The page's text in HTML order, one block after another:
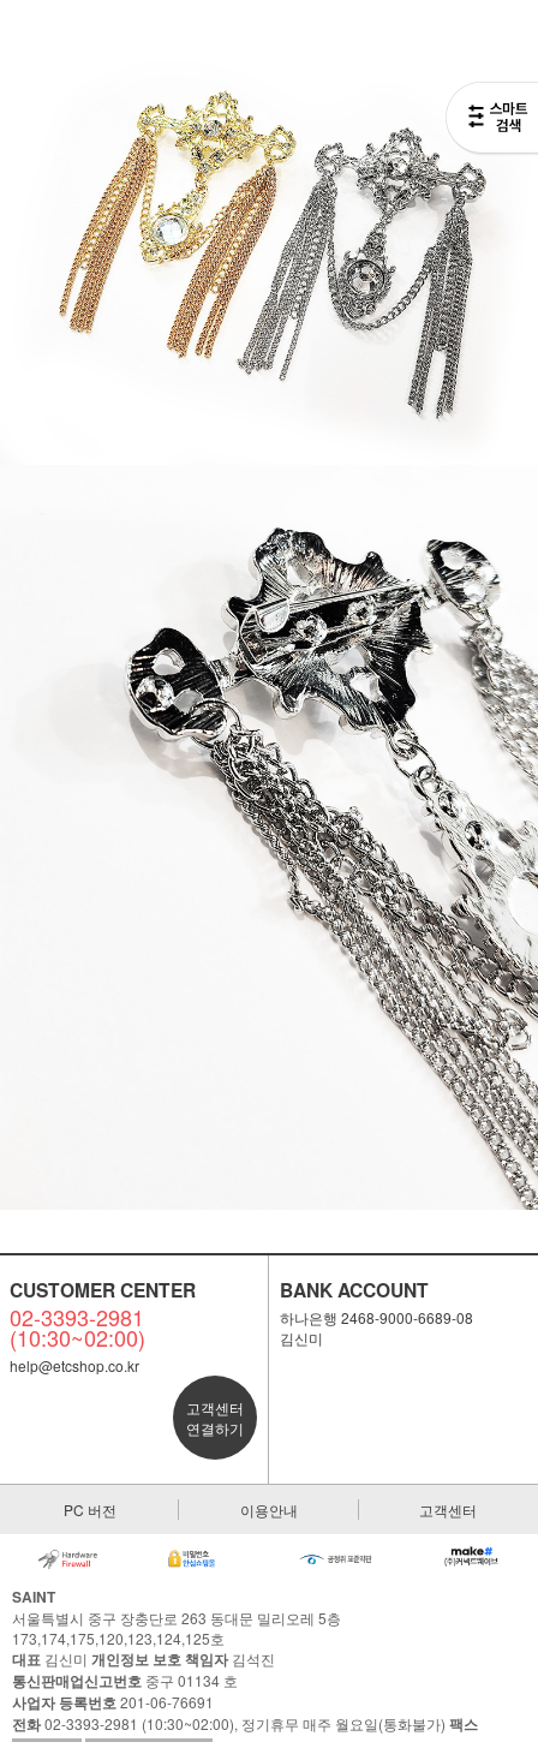
CUSTOMER CENTER
02-3393-2981
(10:30~02:00)
help@etcshop.co.kr
고객센터
연결하기
BANK ACCOUNT
하나은행 2468-9000-6689-08
김신미
PC 버전 이용안내 고객센터
SAINT
서울특별시 중구 장충단로 263 동대문 밀리오레 5층
173,174,175,120,123,124,125호
대표 김신미 개인정보 보호 책임자김석진
통신판매업신고번호 중구 01134 호
사업자 등록번호201-06-76691
전화02-3393-2981 (10:30~02:00), 정기휴무 매주 월요일(통화불가) 팩스